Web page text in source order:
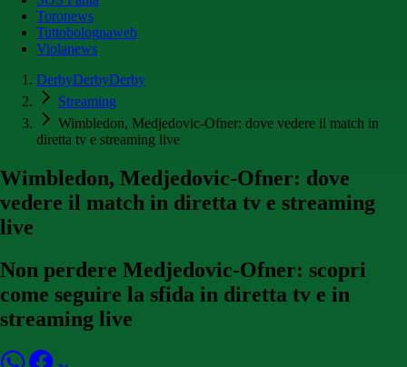
Toronews
Tuttobolognaweb
Violanews
DerbyDerbyDerby
Streaming
Wimbledon, Medjedovic-Ofner: dove vedere il match in
diretta tv e streaming live
Wimbledon, Medjedovic-Ofner: dove
vedere il match in diretta tv e streaming
live
Non perdere Medjedovic-Ofner: scopri
come seguire la sfida in diretta tv e in
streaming live